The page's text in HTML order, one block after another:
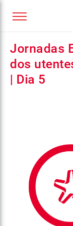
Jornadas
dos
| Dia 5